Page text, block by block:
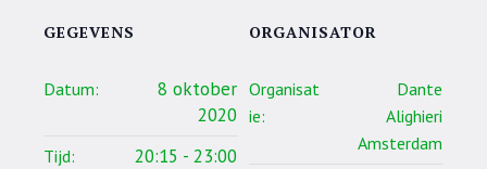
GEGEVENS
Datum:
8 oktober
2020
Tijd: 20:15 - 23:00
ORGANISATOR
Organisat
ie:
Dante
Alighieri
Amsterdam